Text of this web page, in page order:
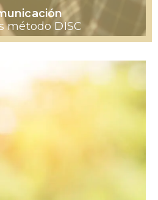
método DISC